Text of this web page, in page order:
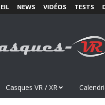
NEWS VIDÉOS TESTS
Casques VR / XR